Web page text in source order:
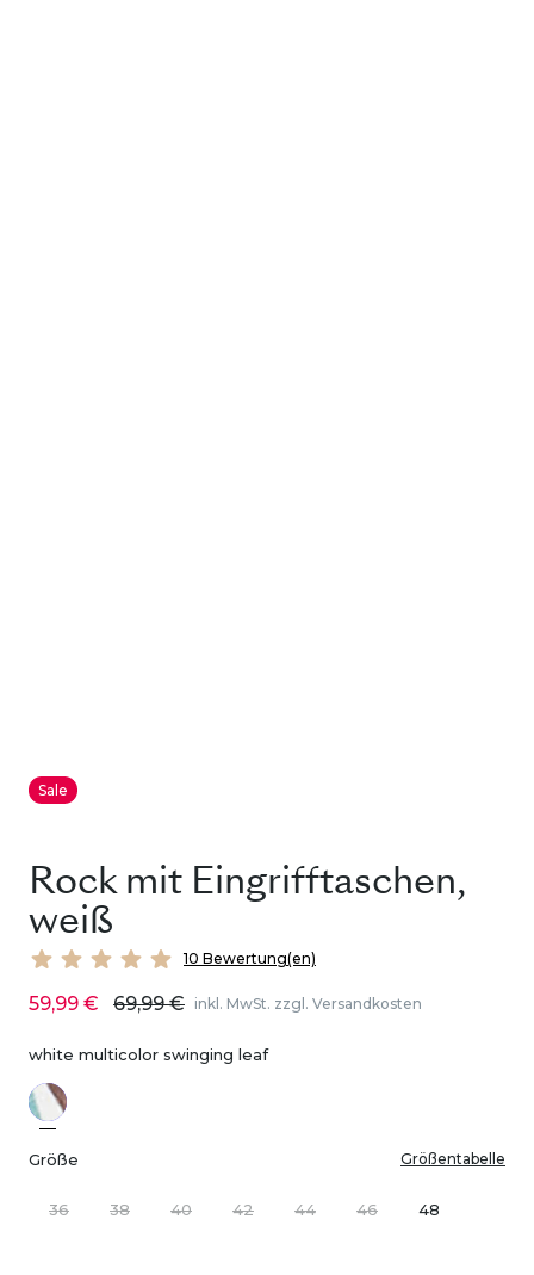
Sale
Rock mit Eingrifftaschen,
weiß
10 Bewertung(en)
59,99 € 69,99 € inkl. MwSt. zzgl. Versandkosten
white multicolor swinging leaf
Größe Größentabelle
36 38 40 42 44 46 48